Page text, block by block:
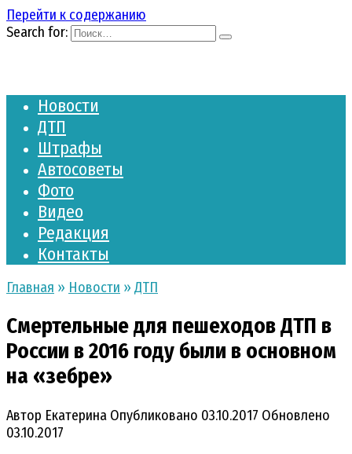
Перейти к содержанию
Search for:
Новости
ДТП
Штрафы
Автосоветы
Фото
Видео
Редакция
Контакты
Главная » Новости » ДТП
Смертельные для пешеходов ДТП в
России в 2016 году были в основном
на «зебре»
Автор Екатерина Опубликовано 03.10.2017 Обновлено
03.10.2017